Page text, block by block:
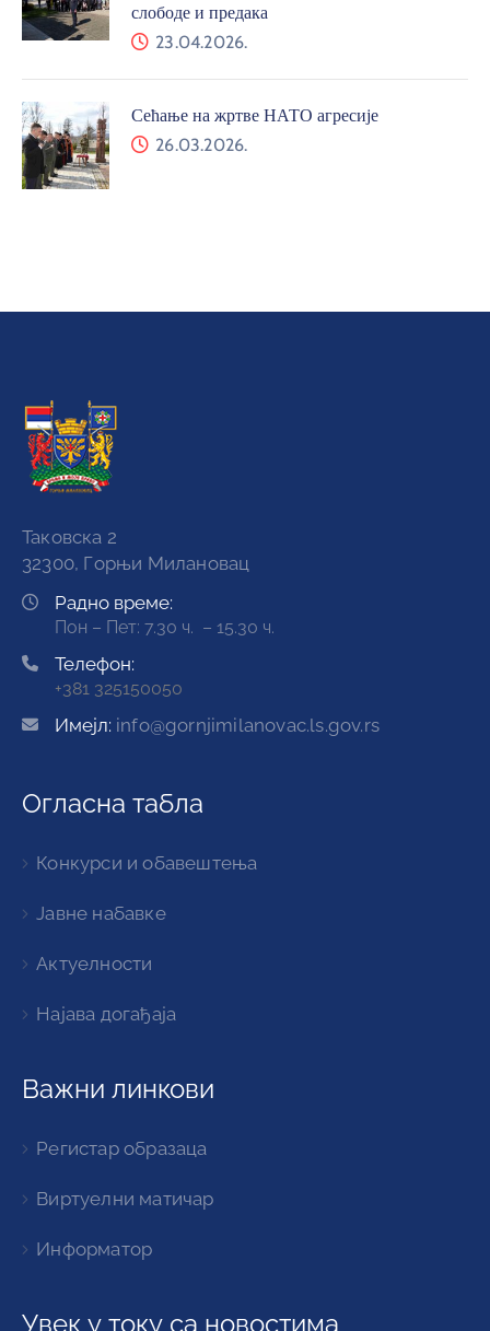
слободе и предака
23.04.2026.
Сећање на жртве НАТО агресије
26.03.2026.
Таковска 2
32300, Горњи Милановац
Радно време:
Пон – Пет: 7.30 ч. – 15.30 ч.
Телефон:
+381 325150050
Имејл: info@gornjimilanovac.ls.gov.rs
Огласна табла
Конкурси и обавештења
Јавне набавке
Актуелности
Најава догађаја
Важни линкови
Регистар образаца
Виртуелни матичар
Информатор
Увек у току са новостима